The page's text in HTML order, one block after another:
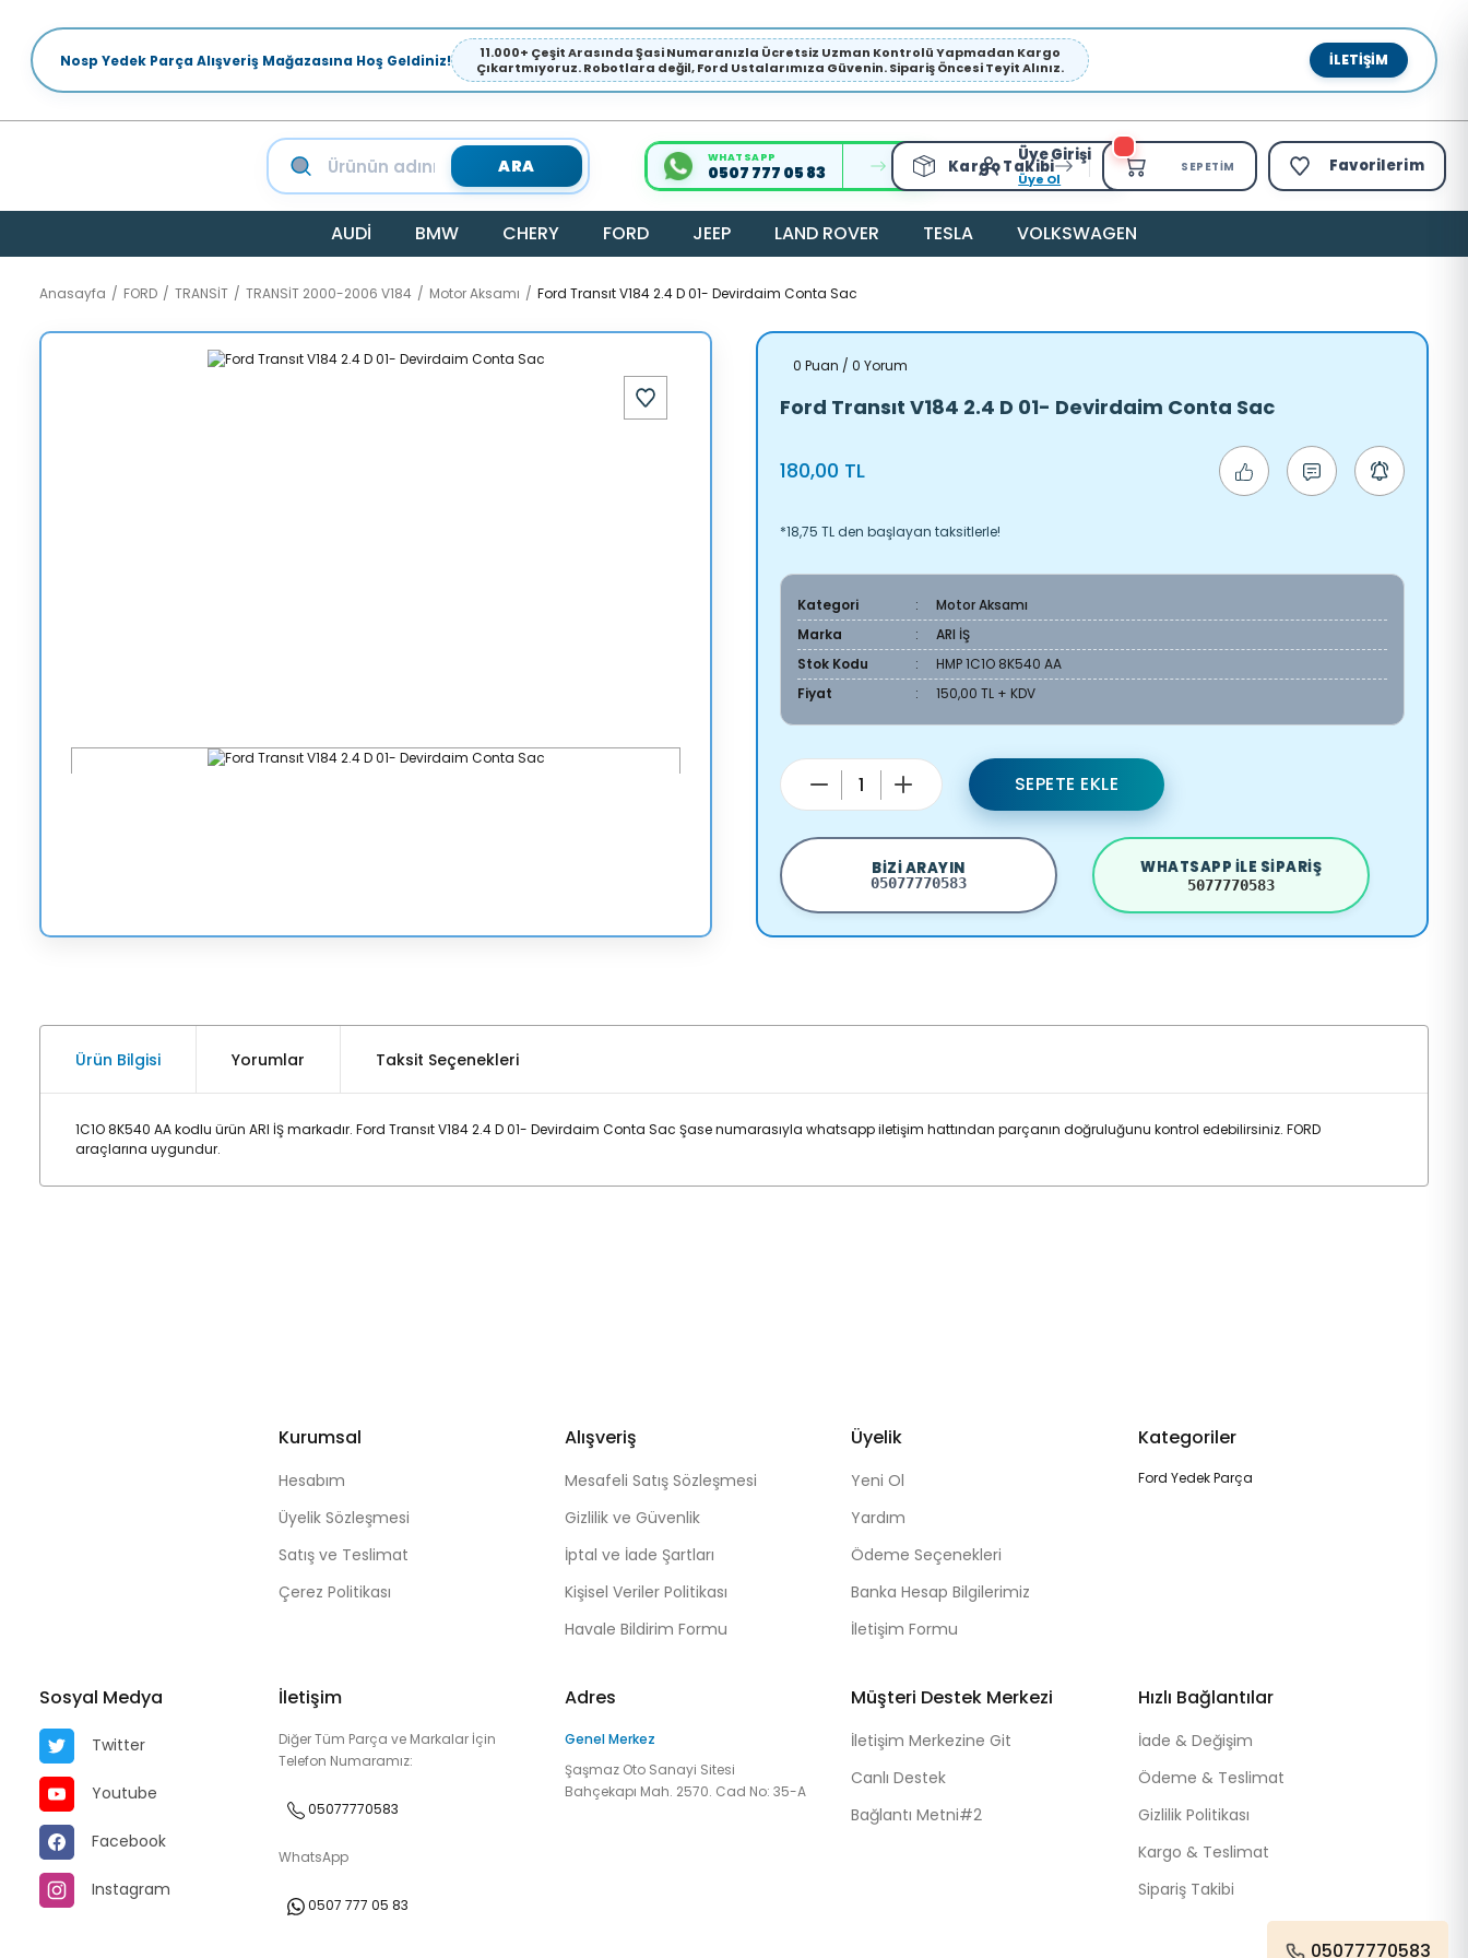
Nosp Yedek Parça Alışveriş Mağazasına Hoş Geldiniz!
11.000+ Çeşit Arasında Şasi Numaranızla Ücretsiz Uzman Kontrolü Yapmadan Kargo
Çıkartmıyoruz. Robotlara değil, Ford Ustalarımıza Güvenin. Sipariş Öncesi Teyit Alınız.
İLETIŞIM
ARA WHATSAPP
0507 777 05 83 Kargo Takibi
Üye Girişi
Üye Ol
SEPETIM Favorilerim
AUDİ BMW CHERY FORD JEEP LAND ROVER TESLA VOLKSWAGEN
Anasayfa FORD TRANSİT TRANSİT 2000-2006 V184 Motor Aksamı Ford Transıt V184 2.4 D 01- Devirdaim Conta Sac
0 Puan / 0 Yorum
Ford Transıt V184 2.4 D 01- Devirdaim Conta Sac
180,00 TL
*18,75 TL den başlayan taksitlerle!
Kategori
Motor Aksamı
Marka
ARI İŞ
Stok Kodu
HMP 1C1O 8K540 AA
Fiyat
150,00 TL + KDV
SEPETE EKLE
BIZI ARAYIN
05077770583
WHATSAPP ILE SIPARIŞ
5077770583
Ürün Bilgisi Yorumlar Taksit Seçenekleri
1C1O 8K540 AA kodlu ürün ARI İŞ markadır. Ford Transıt V184 2.4 D 01- Devirdaim Conta Sac Şase numarasıyla whatsapp iletişim hattından parçanın doğruluğunu kontrol edebilirsiniz. FORD
araçlarına uygundur.
Kurumsal
Hesabım
Üyelik Sözleşmesi
Satış ve Teslimat
Çerez Politikası
Alışveriş
Mesafeli Satış Sözleşmesi
Gizlilik ve Güvenlik
İptal ve İade Şartları
Kişisel Veriler Politikası
Havale Bildirim Formu
Üyelik
Yeni Ol
Yardım
Ödeme Seçenekleri
Banka Hesap Bilgilerimiz
İletişim Formu
Kategoriler
Ford Yedek Parça
Sosyal Medya
Twitter
Youtube
Facebook
Instagram
İletişim
Diğer Tüm Parça ve Markalar İçin
Telefon Numaramız:
05077770583
WhatsApp
0507 777 05 83
Adres
Genel Merkez
Şaşmaz Oto Sanayi Sitesi
Bahçekapı Mah. 2570. Cad No: 35-A
Müşteri Destek Merkezi
İletişim Merkezine Git
Canlı Destek
Bağlantı Metni#2
Hızlı Bağlantılar
İade & Değişim
Ödeme & Teslimat
Gizlilik Politikası
Kargo & Teslimat
Sipariş Takibi
05077770583